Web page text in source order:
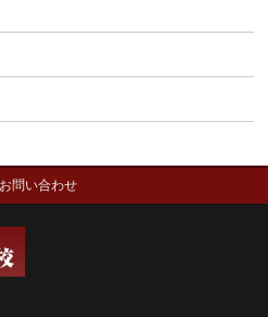
お問い合わせ